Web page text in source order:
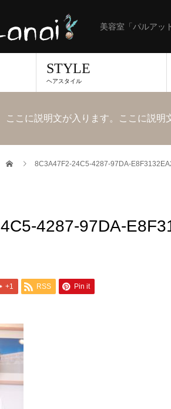
美容室「パルアッ
STYLE
ヘアスタイル
ここに説明文が入ります。ここに説明
8C3A47F2-24C5-4287-97DA-
4287-97DA-
+1 RSS Pin it